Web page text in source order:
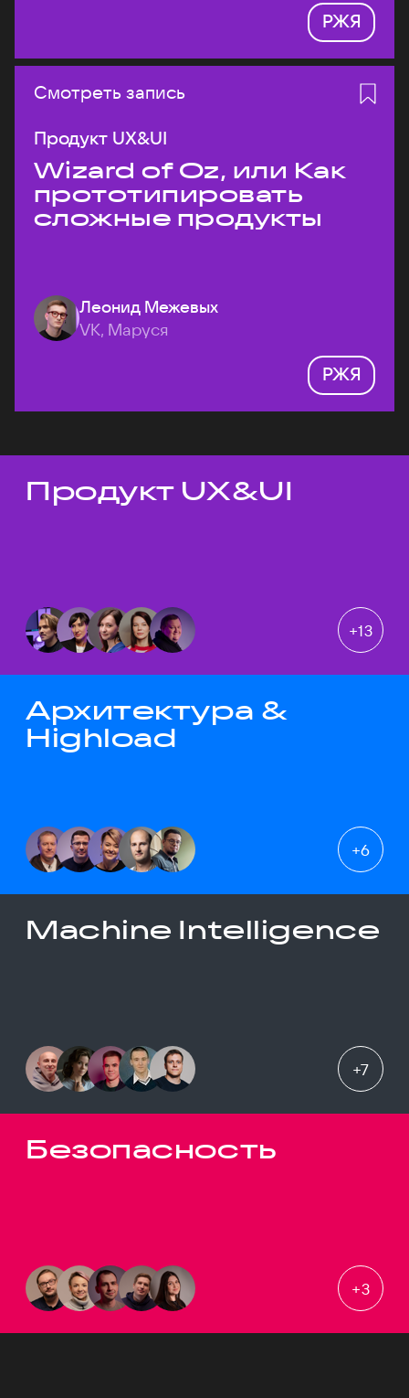
РЖЯ
Смотреть запись
Продукт UX&UI
Wizard of Oz, или Как
прототипировать
сложные продукты
Леонид Межевых
VK, Маруся
РЖЯ
Темы докладов
Продукт UX&UI
+13
Архитектура &
Highload
+6
Machine Intelligence
+7
Безопасность
+3